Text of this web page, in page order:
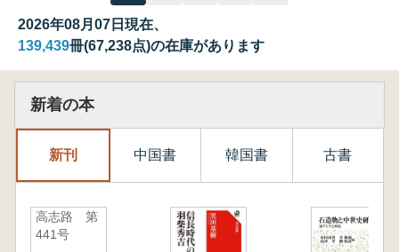
2026年08月07日現在、
139,439冊(67,238点)の在庫があります
新着の本
新刊 中国書 韓国書 古書
高志路 第
441号